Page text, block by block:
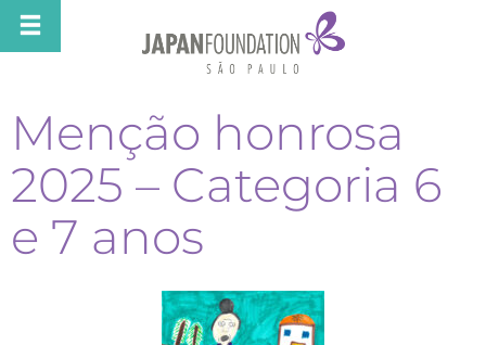
Menção honrosa
2025 – Categoria 6
e 7 anos